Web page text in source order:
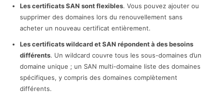
Les certificats SAN sont flexibles. Vous pouvez ajouter ou
supprimer des domaines lors du renouvellement sans
acheter un nouveau certificat entièrement.
Les certificats wildcard et SAN répondent à des besoins
différents. Un wildcard couvre tous les sous-domaines d’un
domaine unique ; un SAN multi-domaine liste des domaines
spécifiques, y compris des domaines complètement
différents.